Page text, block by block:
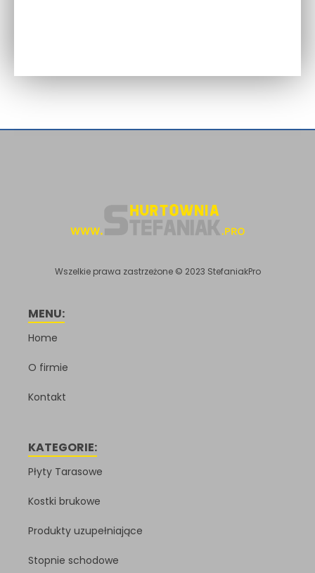
Wszelkie prawa zastrzeżone © 2023 StefaniakPro
MENU:
Home
O firmie
Kontakt
KATEGORIE:
Płyty Tarasowe
Kostki brukowe
Produkty uzupełniające
Stopnie schodowe